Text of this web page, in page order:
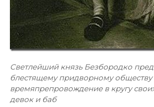
Светлейший князь Безбородко
блестящему придворному обществу
времяпрепровождение в кругу
девок и баб